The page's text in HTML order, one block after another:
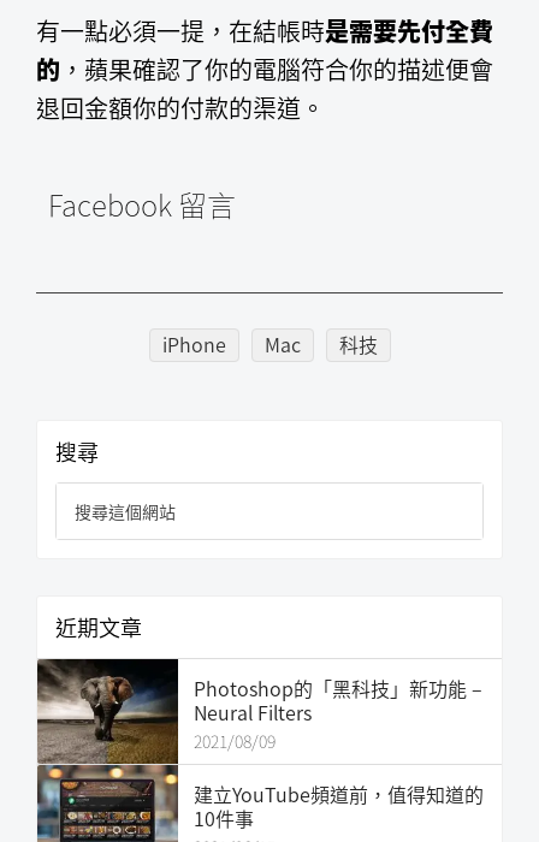
有一點必須一提，在結帳時是需要先付全費
的 ，蘋果確認了你的電腦符合你的描述便會
退回金額你的付款的渠道。
Facebook 留言
iPhone Mac 科技
主
要
訊
搜尋
網
站
近期文章
Photoshop的「黑科技」新功能 –
Neural Filters
2021/08/09
建立YouTube頻道前，值得知道的
10件事